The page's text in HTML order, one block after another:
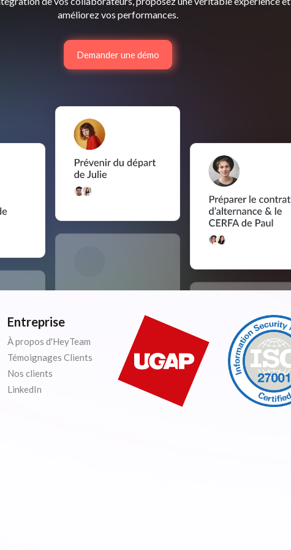
améliorez vos performances.
Demander une démo
Entreprise
À propos d'HeyTeam
Témoignages Clients
Nos clients
LinkedIn